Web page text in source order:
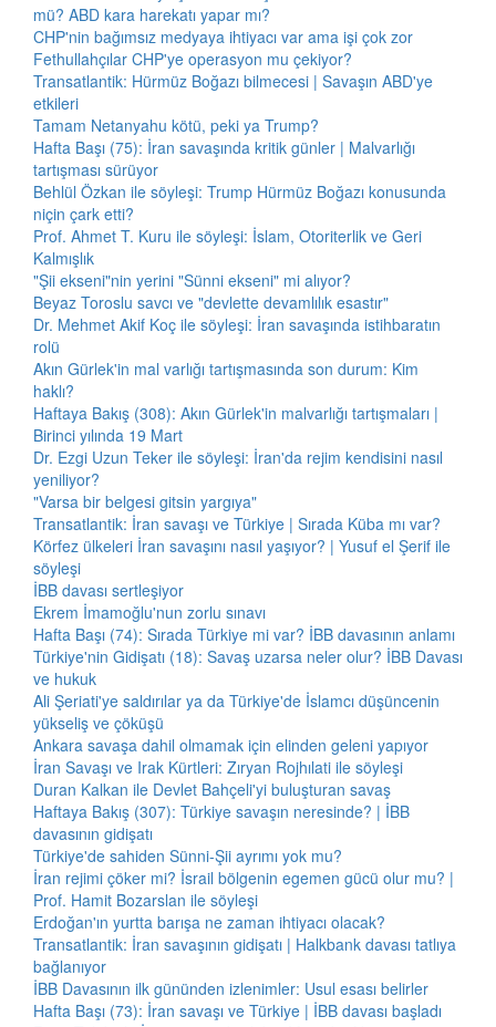
mü? ABD kara harekatı yapar mı?
CHP'nin bağımsız medyaya ihtiyacı var ama işi çok zor
Fethullahçılar CHP'ye operasyon mu çekiyor?
Transatlantik: Hürmüz Boğazı bilmecesi | Savaşın ABD'ye
etkileri
Tamam Netanyahu kötü, peki ya Trump?
Hafta Başı (75): İran savaşında kritik günler | Malvarlığı
tartışması sürüyor
Behlül Özkan ile söyleşi: Trump Hürmüz Boğazı konusunda
niçin çark etti?
Prof. Ahmet T. Kuru ile söyleşi: İslam, Otoriterlik ve Geri
Kalmışlık
"Şii ekseni"nin yerini "Sünni ekseni" mi alıyor?
Beyaz Toroslu savcı ve "devlette devamlılık esastır"
Dr. Mehmet Akif Koç ile söyleşi: İran savaşında istihbaratın
rolü
Akın Gürlek'in mal varlığı tartışmasında son durum: Kim
haklı?
Haftaya Bakış (308): Akın Gürlek'in malvarlığı tartışmaları |
Birinci yılında 19 Mart
Dr. Ezgi Uzun Teker ile söyleşi: İran'da rejim kendisini nasıl
yeniliyor?
"Varsa bir belgesi gitsin yargıya"
Transatlantik: İran savaşı ve Türkiye | Sırada Küba mı var?
Körfez ülkeleri İran savaşını nasıl yaşıyor? | Yusuf el Şerif ile
söyleşi
İBB davası sertleşiyor
Ekrem İmamoğlu'nun zorlu sınavı
Hafta Başı (74): Sırada Türkiye mi var? İBB davasının anlamı
Türkiye'nin Gidişatı (18): Savaş uzarsa neler olur? İBB Davası
ve hukuk
Ali Şeriati'ye saldırılar ya da Türkiye'de İslamcı düşüncenin
yükseliş ve çöküşü
Ankara savaşa dahil olmamak için elinden geleni yapıyor
İran Savaşı ve Irak Kürtleri: Zıryan Rojhılati ile söyleşi
Duran Kalkan ile Devlet Bahçeli'yi buluşturan savaş
Haftaya Bakış (307): Türkiye savaşın neresinde? | İBB
davasının gidişatı
Türkiye'de sahiden Sünni-Şii ayrımı yok mu?
İran rejimi çöker mi? İsrail bölgenin egemen gücü olur mu? |
Prof. Hamit Bozarslan ile söyleşi
Erdoğan'ın yurtta barışa ne zaman ihtiyacı olacak?
Transatlantik: İran savaşının gidişatı | Halkbank davası tatlıya
bağlanıyor
İBB Davasının ilk gününden izlenimler: Usul esası belirler
Hafta Başı (73): İran savaşı ve Türkiye | İBB davası başladı